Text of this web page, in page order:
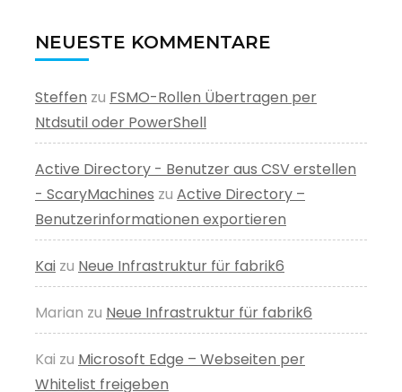
NEUESTE KOMMENTARE
Steffen zu FSMO-Rollen Übertragen per
Ntdsutil oder PowerShell
Active Directory - Benutzer aus CSV erstellen
- ScaryMachines zu Active Directory –
Benutzerinformationen exportieren
Kai zu Neue Infrastruktur für fabrik6
Marian zu Neue Infrastruktur für fabrik6
Kai zu Microsoft Edge – Webseiten per
Whitelist freigeben